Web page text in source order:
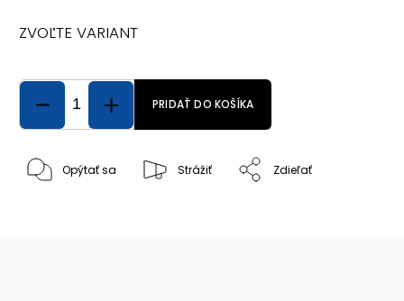
ZVOĽTE VARIANT
PRIDAŤ DO KOŠÍKA
Opýtať sa Strážiť Zdieľať